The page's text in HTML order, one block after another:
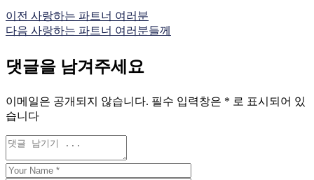
이전 사랑하는 파트너 여러분
다음 사랑하는 파트너 여러분들께
댓글을 남겨주세요
이메일은 공개되지 않습니다. 필수 입력창은 * 로 표시되어 있
습니다